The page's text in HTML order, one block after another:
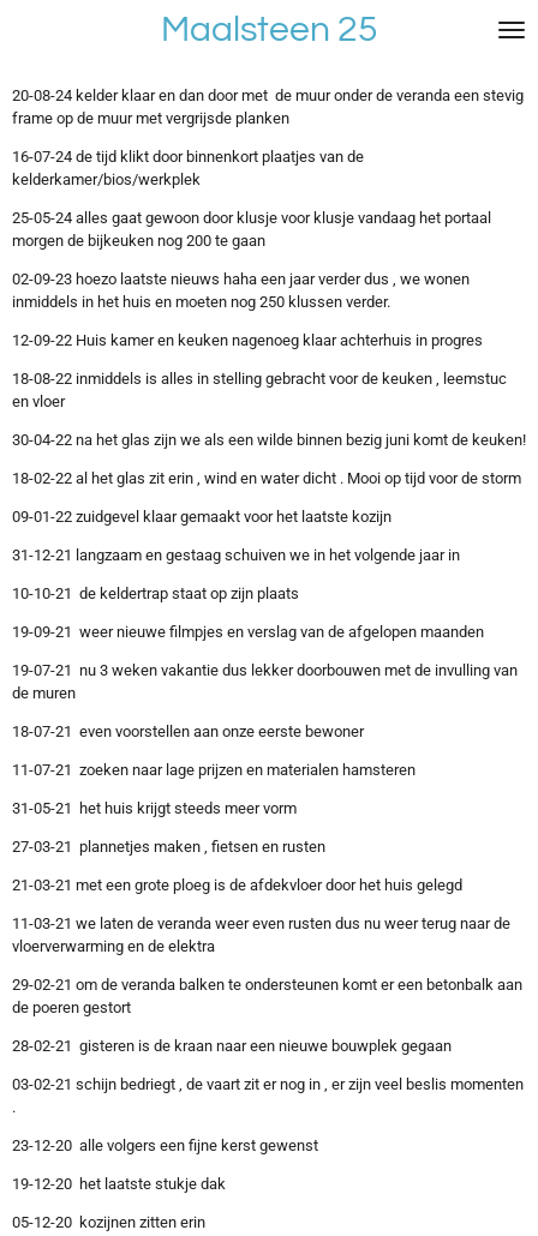
de
hoofdinhoud
Maalsteen 25
20-08-24 kelder klaar en dan door met de muur onder de veranda een stevig
frame op de muur met vergrijsde planken
16-07-24 de tijd klikt door binnenkort plaatjes van de
kelderkamer/bios/werkplek
25-05-24 alles gaat gewoon door klusje voor klusje vandaag het portaal
morgen de bijkeuken nog 200 te gaan
02-09-23 hoezo laatste nieuws haha een jaar verder dus , we wonen
inmiddels in het huis en moeten nog 250 klussen verder.
12-09-22 Huis kamer en keuken nagenoeg klaar achterhuis in progres
18-08-22 inmiddels is alles in stelling gebracht voor de keuken , leemstuc
en vloer
30-04-22 na het glas zijn we als een wilde binnen bezig juni komt de keuken!
18-02-22 al het glas zit erin , wind en water dicht . Mooi op tijd voor de storm
09-01-22 zuidgevel klaar gemaakt voor het laatste kozijn
31-12-21 langzaam en gestaag schuiven we in het volgende jaar in
10-10-21 de keldertrap staat op zijn plaats
19-09-21 weer nieuwe filmpjes en verslag van de afgelopen maanden
19-07-21 nu 3 weken vakantie dus lekker doorbouwen met de invulling van
de muren
18-07-21 even voorstellen aan onze eerste bewoner
11-07-21 zoeken naar lage prijzen en materialen hamsteren
31-05-21 het huis krijgt steeds meer vorm
27-03-21 plannetjes maken , fietsen en rusten
21-03-21 met een grote ploeg is de afdekvloer door het huis gelegd
11-03-21 we laten de veranda weer even rusten dus nu weer terug naar de
vloerverwarming en de elektra
29-02-21 om de veranda balken te ondersteunen komt er een betonbalk aan
de poeren gestort
28-02-21 gisteren is de kraan naar een nieuwe bouwplek gegaan
03-02-21 schijn bedriegt , de vaart zit er nog in , er zijn veel beslis momenten
.
23-12-20 alle volgers een fijne kerst gewenst
19-12-20 het laatste stukje dak
05-12-20 kozijnen zitten erin